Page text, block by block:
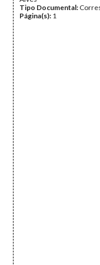
Tipo Documental:
Página(s): 1